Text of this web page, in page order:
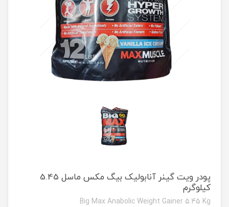
پودر ویت گینر آنابولیک بیگ مکس ماسل 5.45
کیلوگرم
Big Max Anabolic Weight Gainer 5.45 Kg